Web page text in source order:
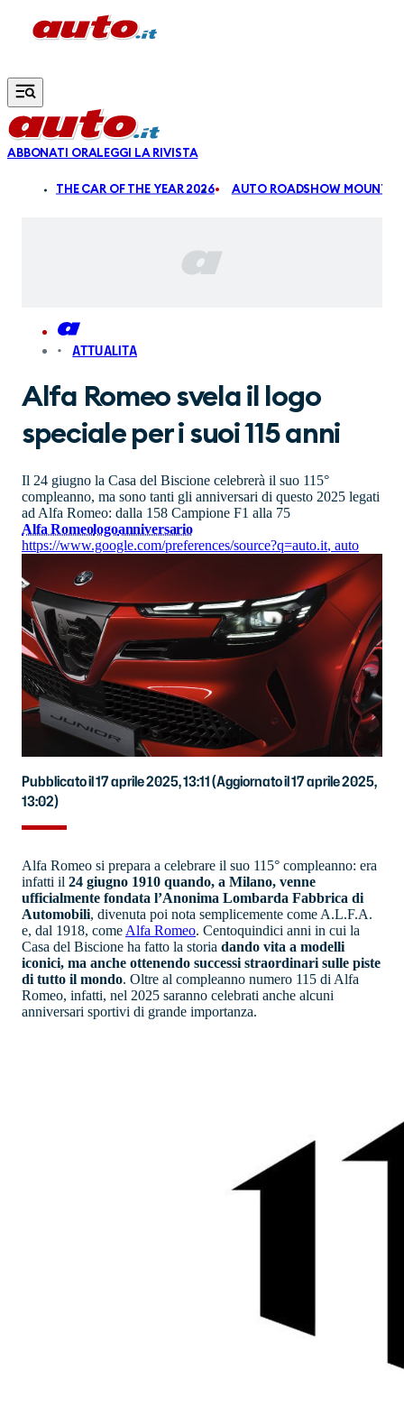
Vai al contenuto principale
ABBONATI ORALEGGI LA RIVISTA
THE CAR OF THE YEAR 2026 AUTO ROADSHOW
ATTUALITA
Alfa Romeo svela il logo
speciale per i suoi 115 anni
Il 24 giugno la Casa del Biscione celebrerà il suo 115°
compleanno, ma sono tanti gli anniversari di questo 2025 legati
ad Alfa Romeo: dalla 158 Campione F1 alla 75
Alfa Romeologoanniversario
https://www.google.com/preferences/source?q=auto.it, auto
Pubblicato il 17 aprile 2025, 13:11(Aggiornato il 17 aprile 2025,
13:02)
Alfa Romeo si prepara a celebrare il suo 115° compleanno: era
infatti il 24 giugno 1910 quando, a Milano, venne
ufficialmente fondata l’Anonima Lombarda Fabbrica di
Automobili, divenuta poi nota semplicemente come A.L.F.A.
e, dal 1918, come Alfa Romeo. Centoquindici anni in cui la
Casa del Biscione ha fatto la storia dando vita a modelli
iconici, ma anche ottenendo successi straordinari sulle piste
di tutto il mondo. Oltre al compleanno numero 115 di Alfa
Romeo, infatti, nel 2025 saranno celebrati anche alcuni
anniversari sportivi di grande importanza.